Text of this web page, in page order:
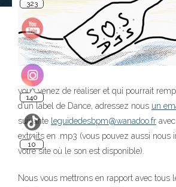
vous venez de réaliser et qui pourrait
d’un label de Dance, adressez nous un
suivante leguidedesbpm@wanadoo.fr
extraits en .mp3 (vous pouvez aussi nous
votre site où le son est disponible).
Nous vous mettrons en rapport avec tous
140
10